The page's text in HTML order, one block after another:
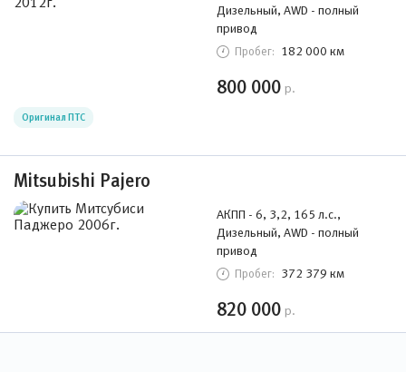
Дизельный, AWD - полный
привод
Пробег: 182 000 км
800 000 р.
Оригинал ПТС
Mitsubishi Pajero
АКПП - 6, 3,2, 165 л.с.,
Дизельный, AWD - полный
привод
Пробег: 372 379 км
820 000 р.